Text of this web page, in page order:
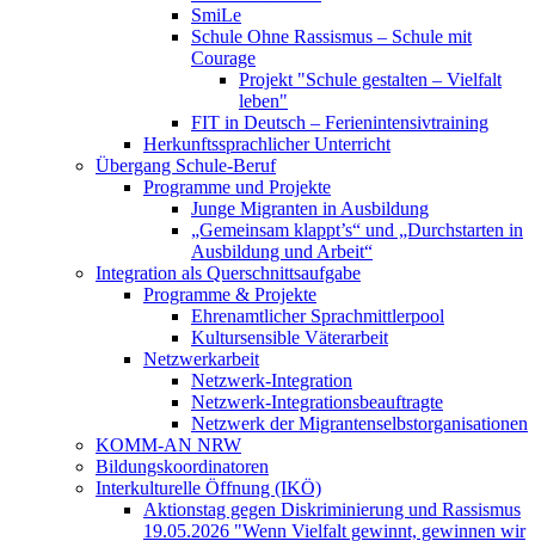
SmiLe
Schule Ohne Rassismus – Schule mit
Courage
Projekt "Schule gestalten – Vielfalt
leben"
FIT in Deutsch – Ferienintensivtraining
Herkunftssprachlicher Unterricht
Übergang Schule-Beruf
Programme und Projekte
Junge Migranten in Ausbildung
„Gemeinsam klappt’s“ und „Durchstarten in
Ausbildung und Arbeit“
Integration als Querschnittsaufgabe
Programme & Projekte
Ehrenamtlicher Sprachmittlerpool
Kultursensible Väterarbeit
Netzwerkarbeit
Netzwerk-Integration
Netzwerk-Integrationsbeauftragte
Netzwerk der Migrantenselbstorganisationen
KOMM-AN NRW
Bildungskoordinatoren
Interkulturelle Öffnung (IKÖ)
Aktionstag gegen Diskriminierung und Rassismus
19.05.2026 "Wenn Vielfalt gewinnt, gewinnen wir